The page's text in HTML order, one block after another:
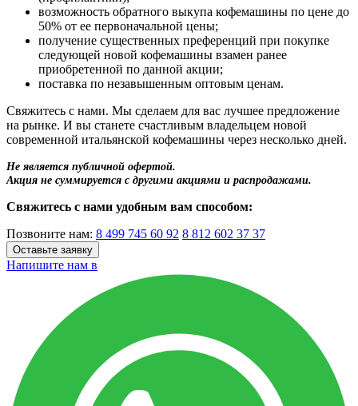
возможность обратного выкупа кофемашины по цене до
50% от ее первоначальной цены;
получение существенных преференций при покупке
следующей новой кофемашины взамен ранее
приобретенной по данной акции;
поставка по незавышенным оптовым ценам.
Свяжитесь с нами. Мы сделаем для вас лучшее предложение
на рынке. И вы станете счастливым владельцем новой
современной итальянской кофемашины через несколько дней.
Не является публичной офертой.
Акция не суммируется с другими акциями и распродажами.
Свяжитесь с нами удобным вам способом:
Позвоните нам: 8 499 745 60 92 8 812 602 37 37
Оставьте заявку
Напишите нам в